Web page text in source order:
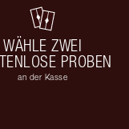
WÄHLE ZWEI
PROBEN
an der Kasse